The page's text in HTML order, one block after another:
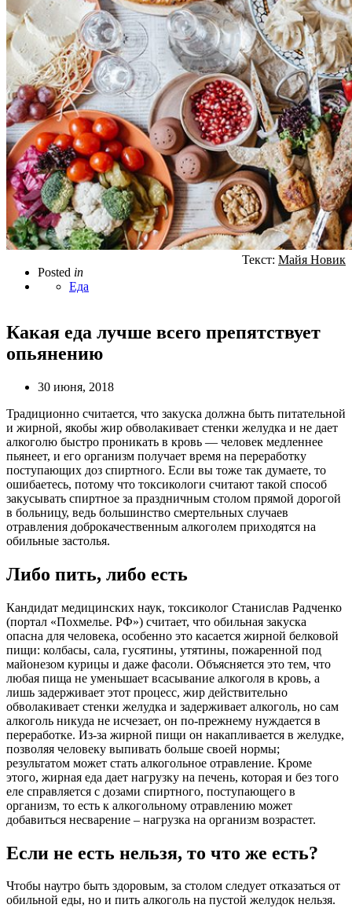
Posted in
Еда
Текст: Майя Новик
Какая еда лучше всего препятствует
опьянению
30 июня, 2018
Традиционно считается, что закуска должна быть питательной
и жирной, якобы жир обволакивает стенки желудка и не дает
алкоголю быстро проникать в кровь — человек медленнее
пьянеет, и его организм получает время на переработку
поступающих доз спиртного. Если вы тоже так думаете, то
ошибаетесь, потому что токсикологи считают такой способ
закусывать спиртное за праздничным столом прямой дорогой
в больницу, ведь большинство смертельных случаев
отравления доброкачественным алкоголем приходятся на
обильные застолья.
Либо пить, либо есть
Кандидат медицинских наук, токсиколог Станислав Радченко
(портал «Похмелье. РФ») считает, что обильная закуска
опасна для человека, особенно это касается жирной белковой
пищи: колбасы, сала, гусятины, утятины, пожаренной под
майонезом курицы и даже фасоли. Объясняется это тем, что
любая пища не уменьшает всасывание алкоголя в кровь, а
лишь задерживает этот процесс, жир действительно
обволакивает стенки желудка и задерживает алкоголь, но сам
алкоголь никуда не исчезает, он по-прежнему нуждается в
переработке. Из-за жирной пищи он накапливается в желудке,
позволяя человеку выпивать больше своей нормы;
результатом может стать алкогольное отравление. Кроме
этого, жирная еда дает нагрузку на печень, которая и без того
еле справляется с дозами спиртного, поступающего в
организм, то есть к алкогольному отравлению может
добавиться несварение – нагрузка на организм возрастет.
Если не есть нельзя, то что же есть?
Чтобы наутро быть здоровым, за столом следует отказаться от
обильной еды, но и пить алкоголь на пустой желудок нельзя.